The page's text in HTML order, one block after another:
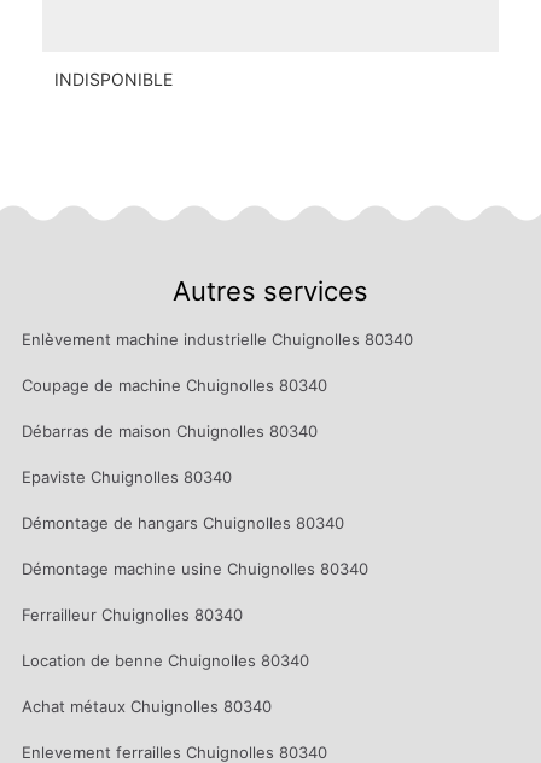
INDISPONIBLE
Autres services
Enlèvement machine industrielle Chuignolles 80340
Coupage de machine Chuignolles 80340
Débarras de maison Chuignolles 80340
Epaviste Chuignolles 80340
Démontage de hangars Chuignolles 80340
Démontage machine usine Chuignolles 80340
Ferrailleur Chuignolles 80340
Location de benne Chuignolles 80340
Achat métaux Chuignolles 80340
Enlevement ferrailles Chuignolles 80340